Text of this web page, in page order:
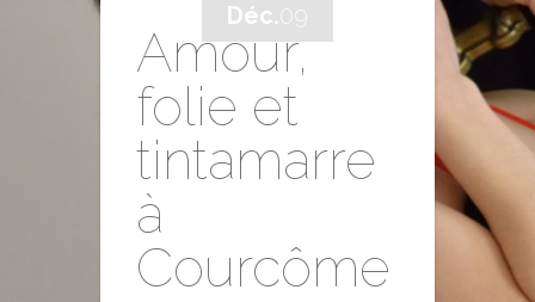
Déc. 09
Amour,
folie et
tintamarre
à
Courcôme